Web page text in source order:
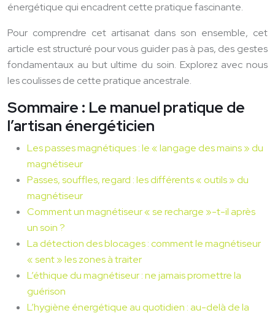
énergétique qui encadrent cette pratique fascinante.
Pour comprendre cet artisanat dans son ensemble, cet
article est structuré pour vous guider pas à pas, des gestes
fondamentaux au but ultime du soin. Explorez avec nous
les coulisses de cette pratique ancestrale.
Sommaire : Le manuel pratique de
l’artisan énergéticien
Les passes magnétiques : le « langage des mains » du
magnétiseur
Passes, souffles, regard : les différents « outils » du
magnétiseur
Comment un magnétiseur « se recharge »-t-il après
un soin ?
La détection des blocages : comment le magnétiseur
« sent » les zones à traiter
L’éthique du magnétiseur : ne jamais promettre la
guérison
L’hygiène énergétique au quotidien : au-delà de la